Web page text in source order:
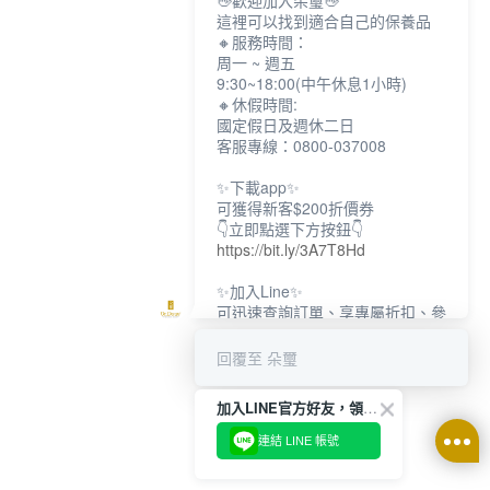
這裡可以找到適合自己的保養品
🔸服務時間：
周一 ~ 週五
9:30~18:00(中午休息1小時)
🔸休假時間:
國定假日及週休二日
客服專線：0800-037008
✨下載app✨
可獲得新客$200折價券
👇立即點選下方按鈕👇
https://bit.ly/3A7T8Hd
✨加入Line✨
可迅速查詢訂單、享專屬折扣、參
👇立即點選下方按鈕👇
✨追蹤IG✨
👇立即點選下方按鈕👇
https://bit.ly/3w8zJm1
回覆至 朵璽
加入LINE官方好友，領取$200折價券
連結 LINE 帳號